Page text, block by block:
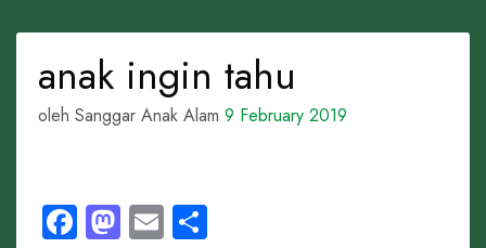
anak ingin tahu
oleh Sanggar Anak Alam 9 February 2019
Facebook
Mastodon
Email